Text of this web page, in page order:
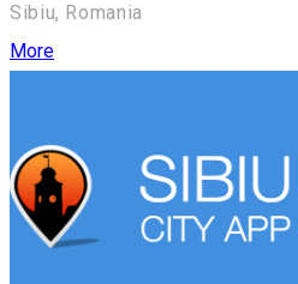
Sibiu, Romania
More